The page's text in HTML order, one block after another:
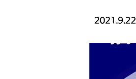
2021.9.22